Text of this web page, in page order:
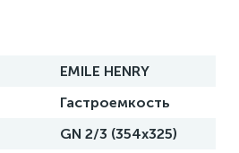
EMILE HENRY
Гастроемкость
GN 2/3 (354x325)